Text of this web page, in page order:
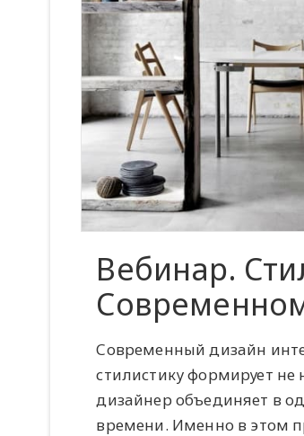
Вебинар.
Современный дизайн
стилистику формирует
дизайнер объединяет в
времени. Именно в этом